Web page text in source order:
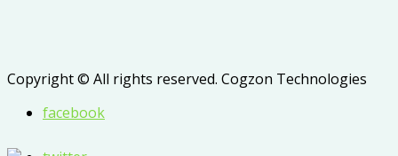
Copyright © All rights reserved. Cogzon Technologies
facebook